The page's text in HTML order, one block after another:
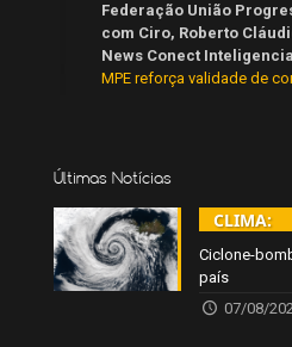
Federação União
com Ciro, Roberto
News Conect
MPE reforça validade de
Últimas Notícias
CLIMA:
Ciclone-
país
07/08/